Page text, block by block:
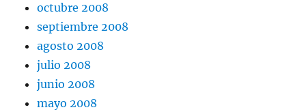
octubre 2008
septiembre 2008
agosto 2008
julio 2008
junio 2008
mayo 2008